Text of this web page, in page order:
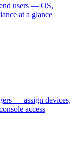
users — OS,
at a glance
— assign devices,
access